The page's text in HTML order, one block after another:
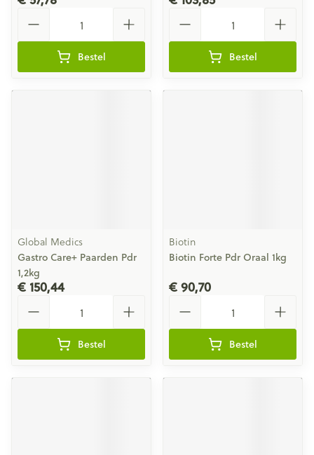
Bestel Bestel
Global Medics
Gastro Care+ Paarden Pdr
1,2kg
€ 150,44
Bestel
Biotin
Biotin Forte Pdr Oraal 1kg
€ 90,70
Bestel